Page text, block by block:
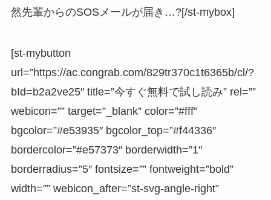
然先輩からのSOSメールが届き…?[/st-mybox]
[st-mybutton
url=”https://ac.congrab.com/829tr370c1t6365b/cl/?
bId=b2a2ve25″ title=”今すぐ無料で試し読み” rel=””
webicon=”” target=”_blank” color=”#fff”
bgcolor=”#e53935″ bgcolor_top=”#f44336″
bordercolor=”#e57373″ borderwidth=”1″
borderradius=”5″ fontsize=”” fontweight=”bold”
width=”” webicon_after=”st-svg-angle-right”